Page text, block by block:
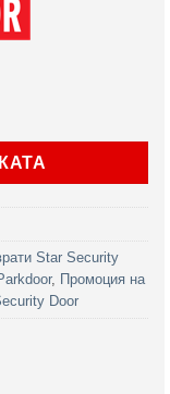
серия Parkdoor
Star Security
, Промоция на
Door